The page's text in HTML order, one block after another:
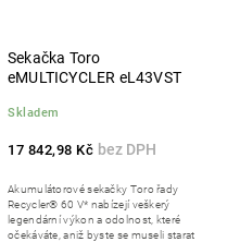
Sekačka Toro
eMULTICYCLER eL43VST
Skladem
17 842,98 Kč
Akumulátorové sekačky Toro řady
Recycler® 60 V* nabízejí veškerý
legendární výkon a odolnost, které
očekáváte, aniž byste se museli starat